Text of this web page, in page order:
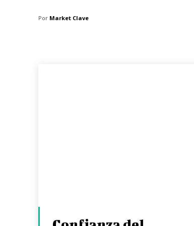
Por Market Clave